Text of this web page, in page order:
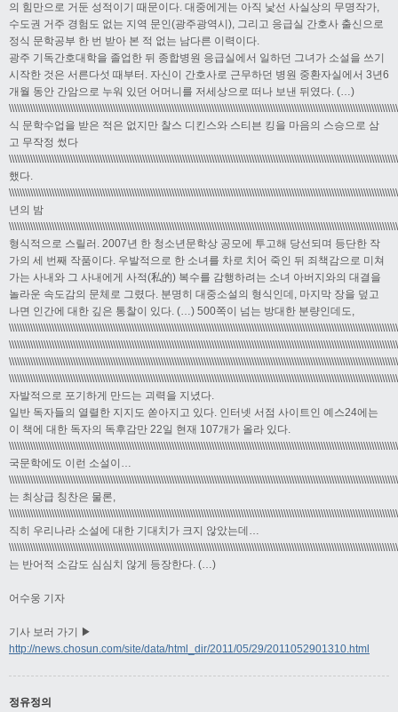
의 힘만으로 거둔 성적이기 때문이다. 대중에게는 아직 낯선 사실상의 무명작가,
수도권 거주 경험도 없는 지역 문인(광주광역시), 그리고 응급실 간호사 출신으로
정식 문학공부 한 번 받아 본 적 없는 남다른 이력이다.
광주 기독간호대학을 졸업한 뒤 종합병원 응급실에서 일하던 그녀가 소설을 쓰기
시작한 것은 서른다섯 때부터. 자신이 간호사로 근무하던 병원 중환자실에서 3년6
개월 동안 간암으로 누워 있던 어머니를 저세상으로 떠나 보낸 뒤였다. (…)
식 문학수업을 받은 적은 없지만 찰스 디킨스와 스티븐 킹을 마음의 스승으로 삼
고 무작정 썼다
했다.
년의 밤
형식적으로 스릴러. 2007년 한 청소년문학상 공모에 투고해 당선되며 등단한 작
가의 세 번째 작품이다. 우발적으로 한 소녀를 차로 치어 죽인 뒤 죄책감으로 미쳐
가는 사내와 그 사내에게 사적(私的) 복수를 감행하려는 소녀 아버지와의 대결을
놀라운 속도감의 문체로 그렸다. 분명히 대중소설의 형식인데, 마지막 장을 덮고
나면 인간에 대한 깊은 통찰이 있다. (…) 500쪽이 넘는 방대한 분량인데도,
자발적으로 포기하게 만드는 괴력을 지녔다.
일반 독자들의 열렬한 지지도 쏟아지고 있다. 인터넷 서점 사이트인 예스24에는
이 책에 대한 독자의 독후감만 22일 현재 107개가 올라 있다.
국문학에도 이런 소설이…
는 최상급 칭찬은 물론,
직히 우리나라 소설에 대한 기대치가 크지 않았는데…
는 반어적 소감도 심심치 않게 등장한다. (…)
어수웅 기자
기사 보러 가기 ▶
http://news.chosun.com/site/data/html_dir/2011/05/29/2011052901310.html
정유정의